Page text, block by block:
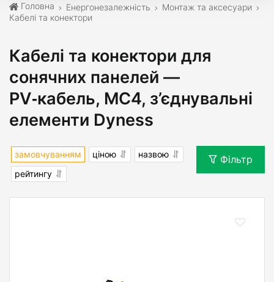
Головна Енергонезалежність
Монтаж та аксесуари
Кабелі та конектори
Кабелі та конектори для
сонячних панелей —
PV‑кабель, MC4, з’єднувальні
елементи Dyness
замовчуванням ціною
назвою
рейтингу
Фільтр